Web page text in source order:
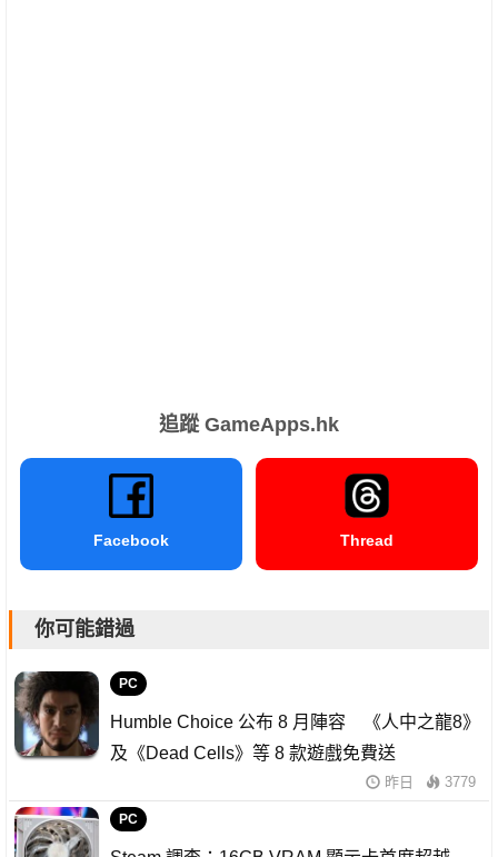
追蹤 GameApps.hk
Facebook Thread
你可能錯過
PC
Humble Choice 公布 8 月陣容 《人中之龍8》
及《Dead Cells》等 8 款遊戲免費送
昨日 3779
PC